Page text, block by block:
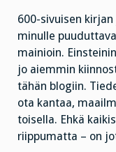
600-sivuisen
minulle
mainioin.
jo aiemmin
tähän blogiin.
ota kantaa,
toisella. Ehkä
riippumatta – on